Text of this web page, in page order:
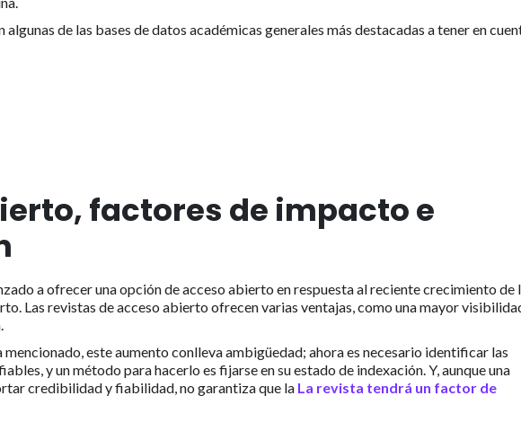
algunas de las bases de datos académicas generales más destacadas a tener en
factores de impacto e
a ofrecer una opción de acceso abierto en respuesta al reciente crecimiento de
Las revistas de acceso abierto ofrecen varias ventajas, como una mayor
mencionado, este aumento conlleva ambigüedad; ahora es necesario identificar las
y un método para hacerlo es fijarse en su estado de indexación. Y, aunque una
credibilidad y fiabilidad, no garantiza que la La revista tendrá un factor de